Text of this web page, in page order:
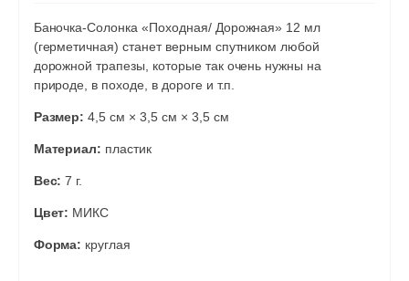
Баночка-Солонка «Походная/ Дорожная» 12 мл
(герметичная) станет верным спутником любой
дорожной трапезы, которые так очень нужны на
природе, в походе, в дороге и т.п.
Размер: 4,5 см × 3,5 см × 3,5 см
Материал: пластик
Вес: 7 г.
Цвет: МИКС
Форма: круглая